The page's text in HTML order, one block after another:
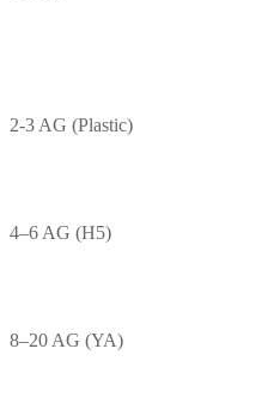
2-3 AG (Plastic)
4–6 AG (H5)
8–20 AG (YA)